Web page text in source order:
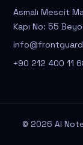
Asmalı Mescit
Kapı No: 55
+90 212 400 11
© 2026 AI